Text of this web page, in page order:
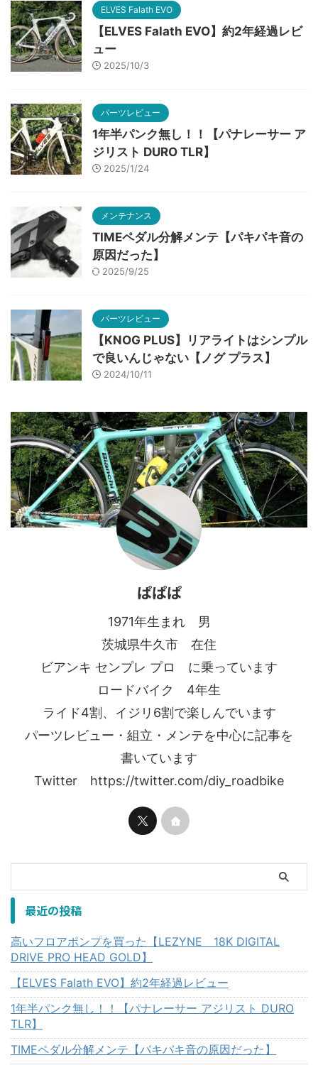
ELVES Falath EVO
【ELVES Falath EVO】約2年経過レビ
ュー
2025/10/3
パーツレビュー
1年半パンク無し！！【パナレーサー ア
ジリスト DURO TLR】
2025/1/24
メンテナンス
TIMEペダル分解メンテ【パキパキ音の
原因だった】
2025/9/25
パーツレビュー
【KNOG PLUS】リアライトはシンプル
で良いんじゃない【ノグ プラス】
2024/10/11
ぱぱぱ
1971年生まれ 男
茨城県牛久市 在住
ビアンキ センプレ プロ に乗っています
ロードバイク 4年生
ライド4割、イジリ6割で楽しんでいます
パーツレビュー・組立・メンテを中心に記事を
書いています
Twitter https://twitter.com/diy_roadbike
最近の投稿
高いフロアポンプを買った【LEZYNE 18K DIGITAL
DRIVE PRO HEAD GOLD】
【ELVES Falath EVO】約2年経過レビュー
1年半パンク無し！！【パナレーサー アジリスト DURO
TLR】
TIMEペダル分解メンテ【パキパキ音の原因だった】